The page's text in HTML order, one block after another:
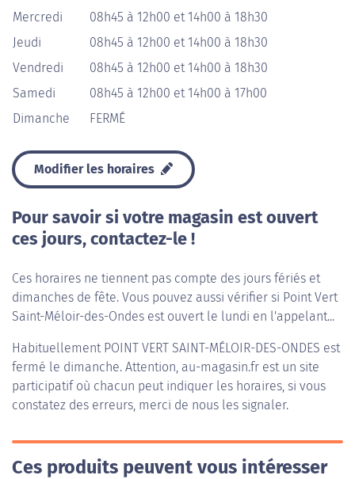
Mercredi
08h45 à 12h00 et 14h00 à 18h30
Jeudi
08h45 à 12h00 et 14h00 à 18h30
Vendredi
08h45 à 12h00 et 14h00 à 18h30
Samedi
08h45 à 12h00 et 14h00 à 17h00
Dimanche
FERMÉ
Modifier les horaires
Pour savoir si votre magasin est ouvert
ces jours, contactez-le !
Ces horaires ne tiennent pas compte des jours fériés et
dimanches de fête. Vous pouvez aussi vérifier si Point Vert
Saint-Méloir-des-Ondes est ouvert le lundi en l'appelant...
Habituellement POINT VERT SAINT-MÉLOIR-DES-ONDES est
fermé le dimanche. Attention, au-magasin.fr est un site
participatif où chacun peut indiquer les horaires, si vous
constatez des erreurs, merci de nous les signaler.
Ces produits peuvent vous intéresser